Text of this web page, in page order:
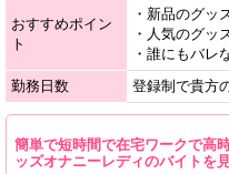
おすすめポイン
ト
・新品のグッ
・人気のグッ
・誰にもバレ
勤務日数
登録制で貴方
簡単で短時間で在宅ワークで高
ッズオナニーレディのバイトを